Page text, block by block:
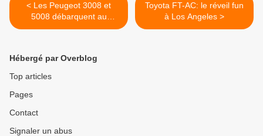
< Les Peugeot 3008 et
5008 débarquent au
Vietnam!
Toyota FT-AC: le réveil fun
à Los Angeles >
Hébergé par Overblog
Top articles
Pages
Contact
Signaler un abus